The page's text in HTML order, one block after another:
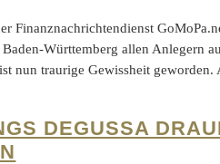
Finanznachrichtendienst
Württemberg allen Anlegern
nun traurige Gewissheit
DEGUSSA